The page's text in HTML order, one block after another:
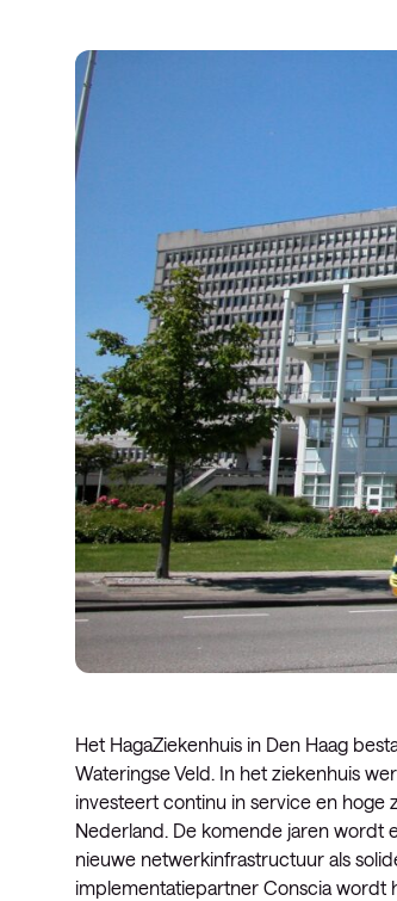
Het HagaZiekenhuis in Den Haag
Wateringse Veld. In het ziekenhuis
investeert continu in service en hoge
Nederland. De komende jaren wordt
nieuwe netwerkinfrastructuur als
implementatiepartner Conscia wordt